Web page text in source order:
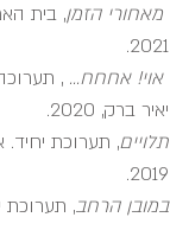
מאחורי הזמן, בית
2021.
אוי! אחחח... ,
יאיר ברק, ​2020.
תלויים, תערוכת יחיד.
2019.
במובן הרחב, תערוכת